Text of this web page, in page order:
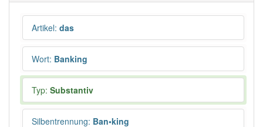
Artikel: das
Wort: Banking
Typ: Substantiv
Silbentrennung: Ban•king